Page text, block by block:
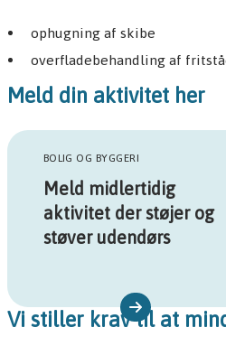
ophugning af skibe
overfladebehandling af
Meld din aktivitet her
BOLIG OG BYGGERI
Meld midlertidig
aktivitet der støjer og
støver udendørs
Vi stiller krav til at